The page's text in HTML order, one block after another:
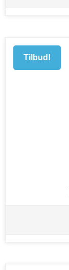
Tilbud!